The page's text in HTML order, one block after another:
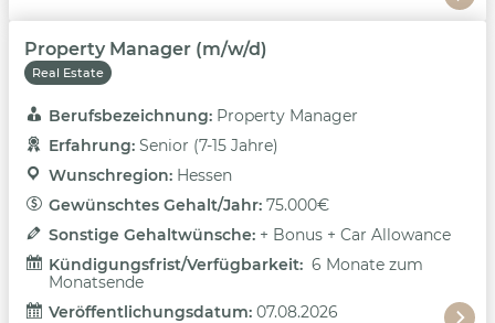
Property Manager (m/w/d)
Real Estate
Berufsbezeichnung: Property Manager
Erfahrung: Senior (7-15 Jahre)
Wunschregion: Hessen
Gewünschtes Gehalt/Jahr: 75.000€
Sonstige Gehaltwünsche: + Bonus + Car Allowance
Kündigungsfrist/Verfügbarkeit: 6 Monate zum
Monatsende
Veröffentlichungsdatum: 07.08.2026